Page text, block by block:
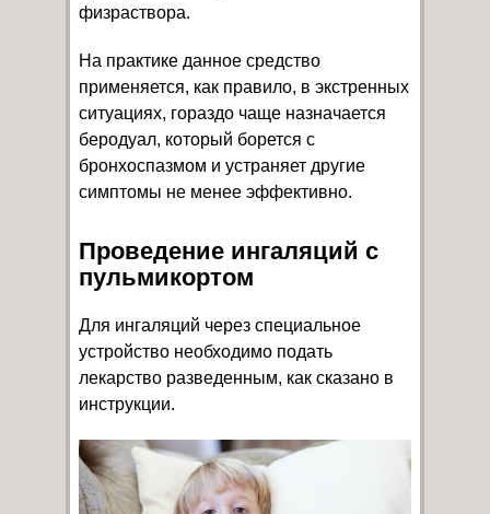
физраствора.
На практике данное средство
применяется, как правило, в экстренных
ситуациях, гораздо чаще назначается
беродуал, который борется с
бронхоспазмом и устраняет другие
симптомы не менее эффективно.
Проведение ингаляций с
пульмикортом
Для ингаляций через специальное
устройство необходимо подать
лекарство разведенным, как сказано в
инструкции.